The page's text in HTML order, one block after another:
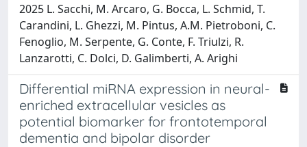
2025 L. Sacchi, M. Arcaro, G. Bocca, L. Schmid, T.
Carandini, L. Ghezzi, M. Pintus, A.M. Pietroboni, C.
Fenoglio, M. Serpente, G. Conte, F. Triulzi, R.
Lanzarotti, C. Dolci, D. Galimberti, A. Arighi
Differential miRNA expression in neural-
enriched extracellular vesicles as
potential biomarker for frontotemporal
dementia and bipolar disorder